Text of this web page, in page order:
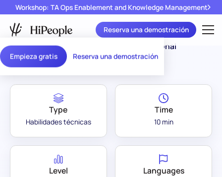
Empieza gratis Reserva una demostración
Workshop: TA Ops Enablement and Knowledge Management
Reserva una demostración
Assessment Library Entrenamiento Personal
Type
Habilidades técnicas
Time
10 min
Level Languages